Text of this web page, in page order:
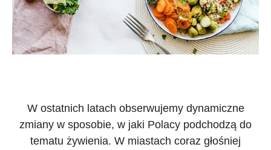
W ostatnich latach obserwujemy dynamiczne
zmiany w sposobie, w jaki Polacy podchodzą do
tematu żywienia. W miastach coraz głośniej